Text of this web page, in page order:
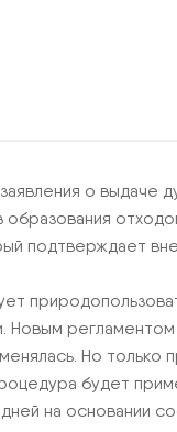
о выдаче
подтверждает
Но только
будет
на основании